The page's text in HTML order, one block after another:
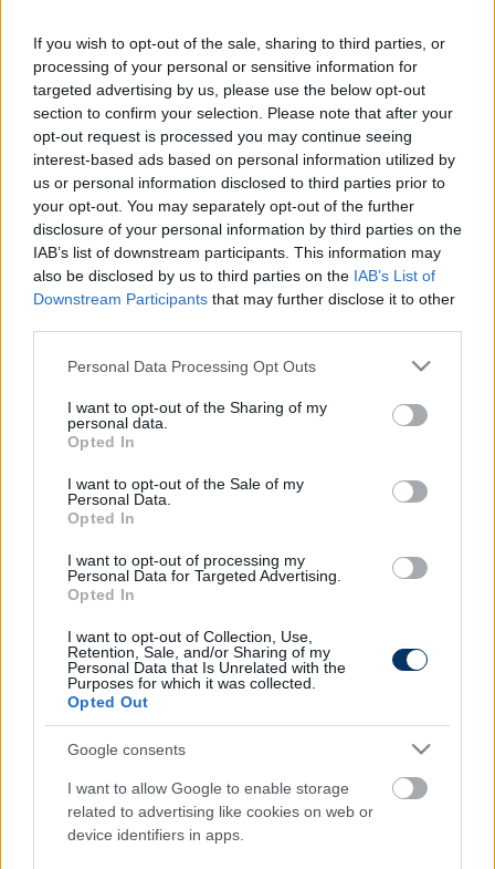
If you wish to opt-out of the sale, sharing to third parties, or
processing of your personal or sensitive information for
targeted advertising by us, please use the below opt-out
section to confirm your selection. Please note that after your
opt-out request is processed you may continue seeing
interest-based ads based on personal information utilized by
us or personal information disclosed to third parties prior to
your opt-out. You may separately opt-out of the further
disclosure of your personal information by third parties on the
IAB’s list of downstream participants. This information may
also be disclosed by us to third parties on the IAB’s List of
Downstream Participants that may further disclose it to other
Please note that this website/app uses one or more Google
not limited to your visit or usage behaviour. You may click to
grant or deny consent to Google and its third-party tags to
use your data for below specified purposes in below Google
consent section.
Personal Data Processing Opt Outs
I want to opt-out of the Sharing of my
personal data.
Opted In
I want to opt-out of the Sale of my
Personal Data.
Opted In
I want to opt-out of processing my
Personal Data for Targeted Advertising.
Opted In
I want to opt-out of Collection, Use,
Retention, Sale, and/or Sharing of my
Personal Data that Is Unrelated with the
Purposes for which it was collected.
Opted Out
Google consents
I want to allow Google to enable storage
related to advertising like cookies on web or
device identifiers in apps.
nem túl fényes oroszországi világbajnokságot
követően szabadságra hazautazott Marokkóba.
A 21 éves játékos a hét évvel fiatalabb öccsével
autóval, a sebességhatárt túllépve elgázolt egy 28
éves gyalogost, aki azonnal életét vesztette.
Sajtóhírek szerint Harit megpróbált elmenekülni a
bűntett helyszínéről, azonban megállították és a
rendőrség őrizetbe vette.
Más híresztelések szerint Harit átengedte a volánt a
jogosítvány nélkül rendelkező öccsének, és ekkor
történt a szerencsétlenség. Ezt az értesülést a
portál kategorikusan cáfolta, mivel a volán mögött
ténylegesen Harit ült.
A marokkói válogatott játékos jogosítványát
bevonták, és nem hagyhatja el Marokkót, valamint
hétfőn az ügyészségen kell felelnie a történtek
Klubja, a Schalke csak a hírekből értesült a
történtekről és a gelsenkircheniek igyekeznek
megbízható forrásokból értesülni a baleset
körülményeiről.
Tippeld meg Te is, ki nyeri a vb-t és nyerj!
Itt állíthatod be, hogy a Csakfoci az elsők
között legyen a Google-találatokban